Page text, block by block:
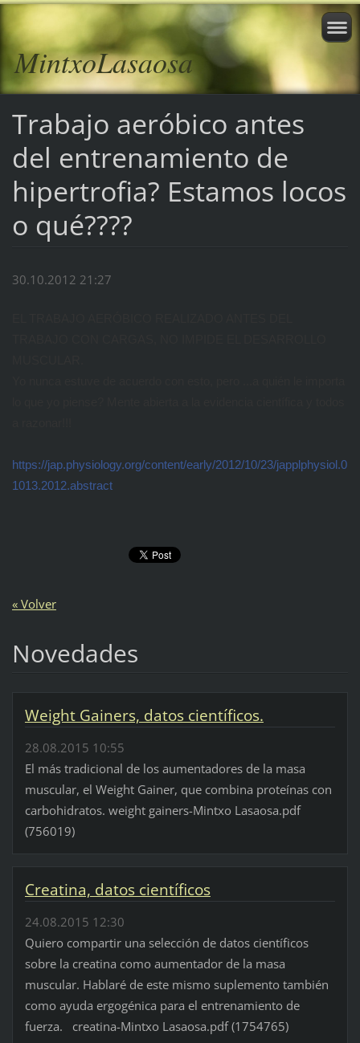
MintxoLasaosa
Trabajo aeróbico antes
del entrenamiento de
hipertrofia? Estamos locos
o qué????
30.10.2012 21:27
https://jap.physiology.org/content/early/2012/10/23/japplphysiol.0
1013.2012.abstract
« Volver
Novedades
Weight Gainers, datos científicos.
28.08.2015 10:55
El más tradicional de los aumentadores de la masa
muscular, el Weight Gainer, que combina proteínas con
carbohidratos. weight gainers-Mintxo Lasaosa.pdf
(756019)
Creatina, datos científicos
24.08.2015 12:30
Quiero compartir una selección de datos científicos
sobre la creatina como aumentador de la masa
muscular. Hablaré de este mismo suplemento también
como ayuda ergogénica para el entrenamiento de
fuerza. creatina-Mintxo Lasaosa.pdf (1754765)